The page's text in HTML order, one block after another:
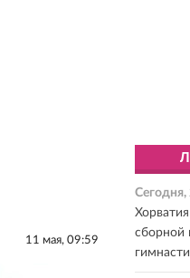
11 мая, 09:59
Сегодня,
сборной